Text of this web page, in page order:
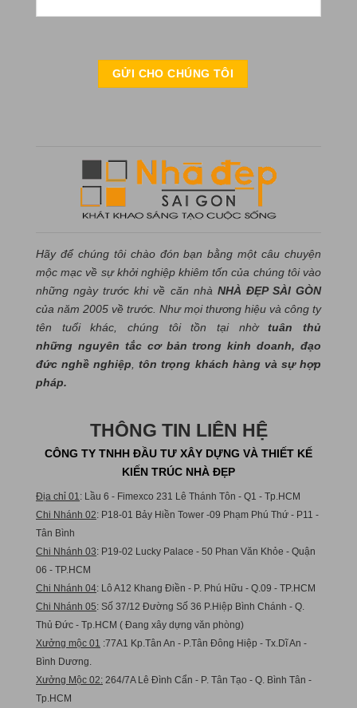
Hãy để chúng tôi chào đón bạn bằng một câu chuyện
mộc mạc về sự khởi nghiệp khiêm tốn của chúng tôi vào
những ngày trước khi về căn nhà NHÀ ĐẸP SÀI GÒN
của năm 2005 về trước. Như mọi thương hiệu và công ty
tên tuổi khác, chúng tôi tồn tại nhờtuân thủ
những nguyên tắc cơ bản trong kinh doanh, đạo
đức nghề nghiệp ,tôn trọng khách hàng và sự hợp
pháp.
THÔNG TIN LIÊN HỆ
CÔNG TY TNHH ĐẦU TƯ XÂY DỰNG VÀ THIẾT KẾ
KIẾN TRÚC NHÀ ĐẸP
Địa chỉ 01 : Lầu 6 - Fimexco 231 Lê Thánh Tôn - Q1 - Tp.HCM
Chi Nhánh 02: P18-01 Bảy Hiền Tower -09 Phạm Phú Thứ - P11 -
Tân Bình
Chi Nhánh 03: P19-02 Lucky Palace - 50 Phan Văn Khỏe - Quận
06 - TP.HCM
Chi Nhánh 04: Lô A12 Khang Điền - P. Phú Hữu - Q.09 - TP.HCM
Chi Nhánh 05: Số 37/12 Đường Số 36 P.Hiệp Bình Chánh - Q.
Thủ Đức - Tp.HCM ( Đang xây dựng văn phòng)
Xưởng mộc 01
:77A1 Kp.Tân An - P.Tân Đông Hiệp - Tx.Dĩ An -
Bình Dương.
Xưởng Mộc 02: 264/7A Lê Đình Cẩn - P. Tân Tạo - Q. Bình Tân -
Tp.HCM